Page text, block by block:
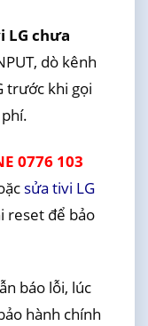
LG chưa
dò kênh
trước khi gọi
0776 103
sửa tivi LG
reset để bảo
báo lỗi, lúc
hành chính